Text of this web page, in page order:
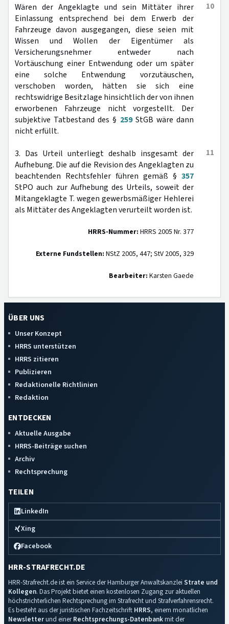
10
Wären der Angeklagte und sein Mittäter ihrer
Einlassung entsprechend bei dem Erwerb der
Fahrzeuge davon ausgegangen, diese seien mit
Wissen und Wollen der Eigentümer als
Versicherungsnehmer entweder nach
Vortäuschung einer Entwendung oder um später
eine solche Entwendung vorzutäuschen,
verschoben worden, hätten sie sich eine
rechtswidrige Besitzlage hinsichtlich der von ihnen
erworbenen Fahrzeuge nicht vorgestellt. Der
subjektive Tatbestand des § 259StGB wäre dann
nicht erfüllt.
11
3. Das Urteil unterliegt deshalb insgesamt der
Aufhebung. Die auf die Revision des Angeklagten zu
beachtenden Rechtsfehler führen gemäß § 357
StPO auch zur Aufhebung des Urteils, soweit der
Mitangeklagte T. wegen gewerbsmäßiger Hehlerei
als Mittäter des Angeklagten verurteilt worden ist.
HRRS-Nummer: HRRS 2005 Nr. 377
Externe Fundstellen: NStZ 2005, 447; StV 2005, 329
Bearbeiter: Karsten Gaede
ÜBER UNS
Unser Konzept
HRRS unterstützen
HRRS zitieren
Publizieren
Redaktionelle Richtlinien
Redaktion
ENTDECKEN
Aktuelle Ausgabe
HRRS-Beiträge suchen
Archiv
Rechtsprechung
TEILEN
LinkedIn
Xing
Facebook
HRR-STRAFRECHT.DE
HRR-Strafrecht.de ist ein Service der Hamburger Anwaltskanzlei Strate und
Kollegen. Das Projekt bietet einen kostenlosen Zugang zur aktuellen
höchstrichterlichen Rechtsprechung im Strafrecht und Strafverfahrensrecht.
Es besteht aus der juristischen Fachzeitschrift HRRS, einem monatlichen
Newsletterund einerRechtsprechungs-Datenbankmit der